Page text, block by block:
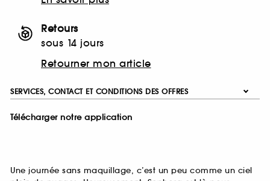
Retours
sous 14 jours
Retourner mon article
SERVICES, CONTACT ET CONDITIONS DES OFFRES
Télécharger notre application
Une journée sans maquillage, c’est un peu comme un ciel